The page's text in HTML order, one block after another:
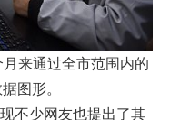
来通过全市范围内的
图形。
不少网友也提出了其